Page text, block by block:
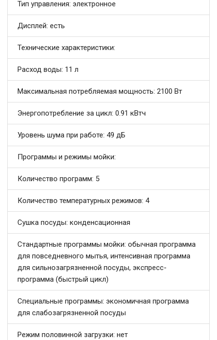
Тип управления: электронное
Дисплей: есть
Технические характеристики:
Расход воды: 11 л
Максимальная потребляемая мощность: 2100 Вт
Энергопотребление за цикл: 0.91 кВтч
Уровень шума при работе: 49 дБ
Программы и режимы мойки:
Количество программ: 5
Количество температурных режимов: 4
Сушка посуды: конденсационная
Стандартные программы мойки: обычная программа
для повседневного мытья, интенсивная программа
для сильнозагрязненной посуды, экспресс-
программа (быстрый цикл)
Специальные программы: экономичная программа
для слабозагрязненной посуды
Режим половинной загрузки: нет